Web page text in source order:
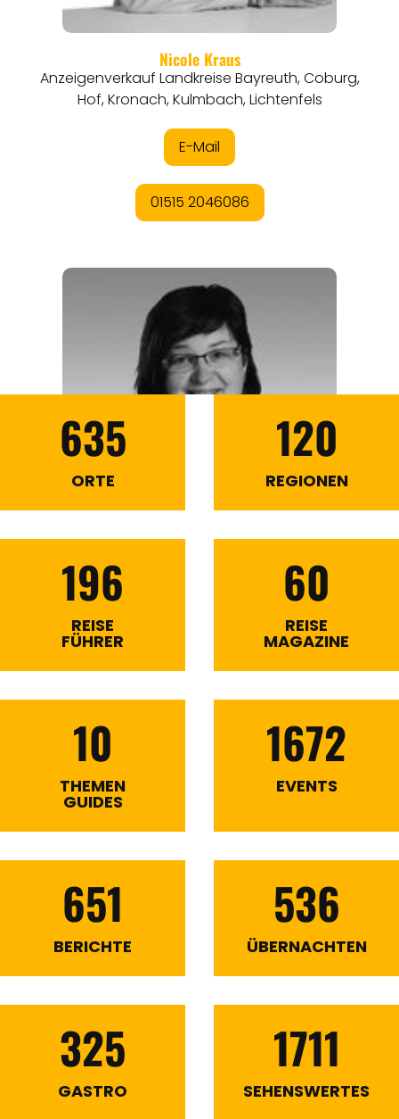
635
ORTE
120
REGIONEN
196
REISE
FÜHRER
60
REISE
MAGAZINE
10
THEMEN
GUIDES
1672
EVENTS
651
BERICHTE
536
ÜBERNACHTEN
325
GASTRO
1711
SEHENSWERTES